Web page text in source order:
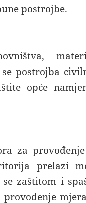
postrojbe.
postrojba
opće
za
prelazi
zaštitom i